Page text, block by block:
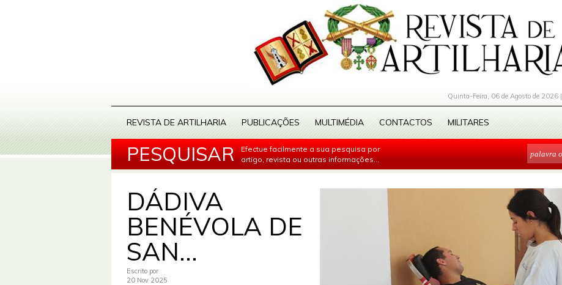
Quinta-Feira, 06 de Agosto de 2026 |
REVISTA DE ARTILHARIA PUBLICAÇÕES MULTIMÉDIA CONTACTOS MILITARES
PESQUISAR
Efectue facilmente a sua pesquisa por
artigo, revista ou outras informações...
DÁDIVA
BENÉVOLA DE
SAN...
Escrito por
20 Nov 2025